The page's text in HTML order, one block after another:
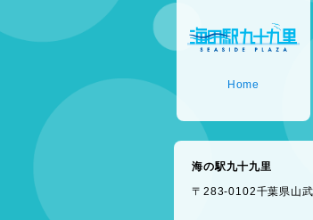
Home
海の駅九十九里
〒283-0102千葉県山